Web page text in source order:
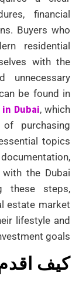
financial
Buyers who
residential
with the
unnecessary
be found in
Dubai, which
purchasing
topics
the Dubai
these steps,
estate market
lifestyle and
goals.
كيف